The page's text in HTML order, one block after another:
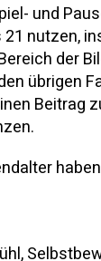
und
nutzen,
der
übrigen
Beitrag